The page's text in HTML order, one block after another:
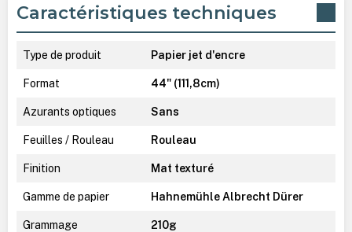
Caractéristiques techniques
Type de produit Papier jet d'encre
Format 44" (111,8cm)
Azurants optiques Sans
Feuilles / Rouleau Rouleau
Finition Mat texturé
Gamme de papier Hahnemühle Albrecht Dürer
Grammage 210g